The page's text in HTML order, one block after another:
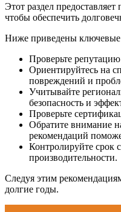
Этот раздел
чтобы обеспечить
Ниже приведены ключевые
Проверьте
Ориентируйтесь на
повреждений и
Учитывайте
безопасность и
Проверьте
Обратите внимание
рекомендаций
Контролируйте срок
производительности.
Следуя этим
долгие годы.